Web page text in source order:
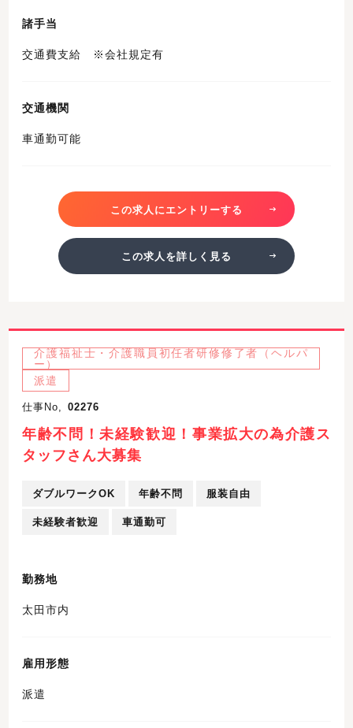
諸手当
交通費支給 ※会社規定有
交通機関
車通勤可能
この求人にエントリーする
この求人を詳しく見る
介護福祉士・介護職員初任者研修修了者（ヘルパ
ー）
派遣
仕事No, 02276
年齢不問！未経験歓迎！事業拡大の為介護ス
タッフさん大募集
ダブルワークOK 年齢不問 服装自由
未経験者歓迎 車通勤可
勤務地
太田市内
雇用形態
派遣